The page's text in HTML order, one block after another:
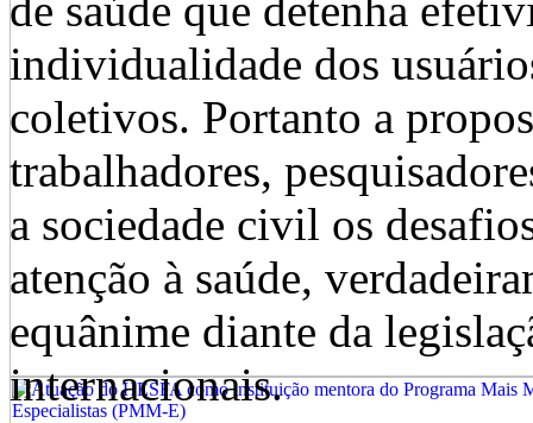
individualidade dos
coletivos. Portanto a
trabalhadores,
a sociedade civil os
atenção à saúde,
equânime diante da
internacionais.